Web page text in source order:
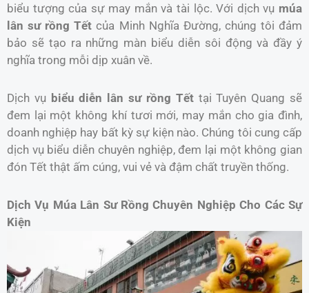
biểu tượng của sự may mắn và tài lộc. Với dịch vụ múa
lân sư rồng Tết của Minh Nghĩa Đường, chúng tôi đảm
bảo sẽ tạo ra những màn biểu diễn sôi động và đầy ý
nghĩa trong mỗi dịp xuân về.
Dịch vụ biểu diễn lân sư rồng Tếttại Tuyên Quang sẽ
đem lại một không khí tươi mới, may mắn cho gia đình,
doanh nghiệp hay bất kỳ sự kiện nào. Chúng tôi cung cấp
dịch vụ biểu diễn chuyên nghiệp, đem lại một không gian
đón Tết thật ấm cúng, vui vẻ và đậm chất truyền thống.
Dịch Vụ Múa Lân Sư Rồng Chuyên Nghiệp Cho Các Sự
Kiện